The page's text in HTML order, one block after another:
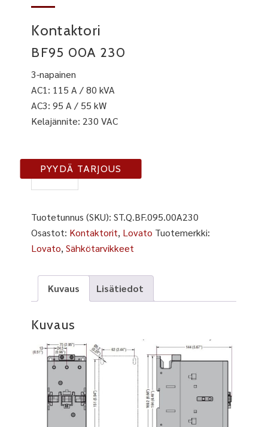
Kontaktori
BF95 00A 230
3-napainen
AC1: 115 A / 80 kVA
AC3: 95 A / 55 kW
Kelajännite: 230 VAC
BF-
95-
määrä
PYYDÄ TARJOUS
Tuotetunnus (SKU):ST.Q.BF.095.00A230
Osastot: Kontaktorit, Lovato Tuotemerkki:
Lovato,Sähkötarvikkeet
Kuvaus Lisätiedot
Kuvaus